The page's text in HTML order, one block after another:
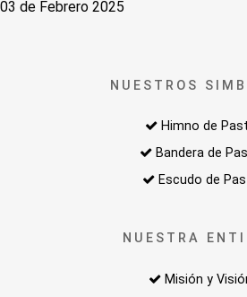
03 de Febrero 2025
NUESTROS
Himno de
Bandera de
Escudo de
NUESTRA
Misión y